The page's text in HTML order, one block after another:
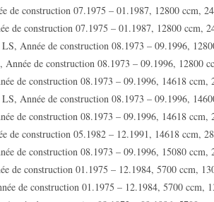
de construction 07.1975 – 01.1987, 12800 ccm,
de construction 07.1975 – 01.1987, 12800 ccm,
LS, Année de construction 08.1973 – 09.1996,
Année de construction 08.1973 – 09.1996, 12800
de construction 08.1973 – 09.1996, 14618 ccm,
LS, Année de construction 08.1973 – 09.1996,
de construction 08.1973 – 09.1996, 14618 ccm,
de construction 05.1982 – 12.1991, 14618 ccm,
de construction 08.1973 – 09.1996, 15080 ccm,
de construction 01.1975 – 12.1984, 5700 ccm,
de construction 01.1975 – 12.1984, 5700 ccm,